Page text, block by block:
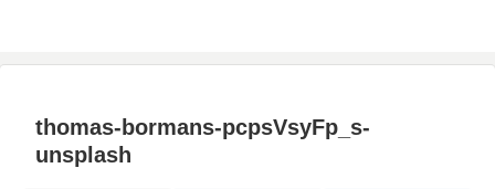
thomas-bormans-pcpsVsyFp_s-
unsplash